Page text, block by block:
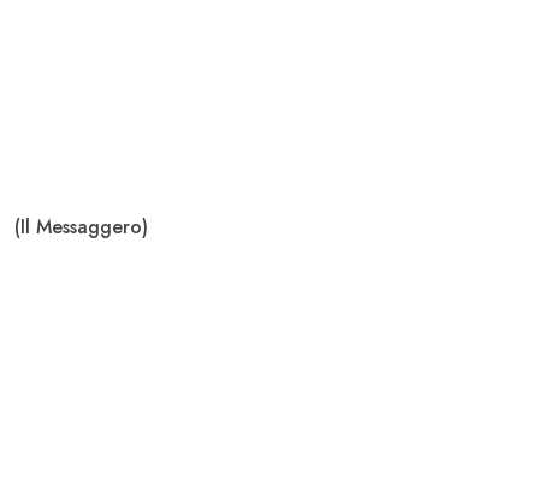
(Il Messaggero)